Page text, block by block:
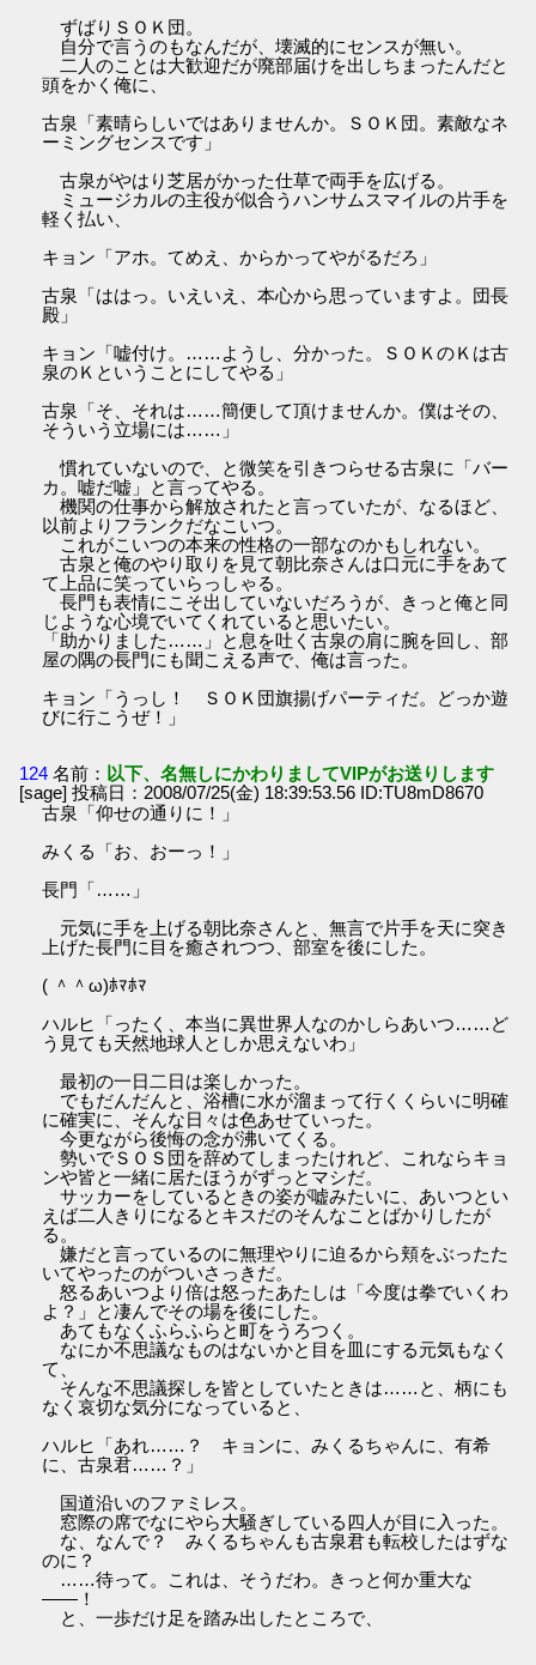
ずばりＳＯＫ団。
自分で言うのもなんだが、壊滅的にセンスが無い。
二人のことは大歓迎だが廃部届けを出しちまったんだと
頭をかく俺に、
古泉「素晴らしいではありませんか。ＳＯＫ団。素敵なネ
ーミングセンスです」
古泉がやはり芝居がかった仕草で両手を広げる。
ミュージカルの主役が似合うハンサムスマイルの片手を
軽く払い、
キョン「アホ。てめえ、からかってやがるだろ」
古泉「ははっ。いえいえ、本心から思っていますよ。団長
殿」
キョン「嘘付け。……ようし、分かった。ＳＯＫのＫは古
泉のＫということにしてやる」
古泉「そ、それは……簡便して頂けませんか。僕はその、
そういう立場には……」
慣れていないので、と微笑を引きつらせる古泉に「バー
カ。嘘だ嘘」と言ってやる。
機関の仕事から解放されたと言っていたが、なるほど、
以前よりフランクだなこいつ。
これがこいつの本来の性格の一部なのかもしれない。
古泉と俺のやり取りを見て朝比奈さんは口元に手をあて
て上品に笑っていらっしゃる。
長門も表情にこそ出していないだろうが、きっと俺と同
じような心境でいてくれていると思いたい。
「助かりました……」と息を吐く古泉の肩に腕を回し、部
屋の隅の長門にも聞こえる声で、俺は言った。
キョン「うっし！ ＳＯＫ団旗揚げパーティだ。どっか遊
びに行こうぜ！」
124 名前： 以下、名無しにかわりましてVIPがお送りします
[sage] 投稿日：2008/07/25(金) 18:39:53.56 ID:TU8mD8670
古泉「仰せの通りに！」
みくる「お、おーっ！」
長門「……」
元気に手を上げる朝比奈さんと、無言で片手を天に突き
上げた長門に目を癒されつつ、部室を後にした。
( ＾＾ω)ﾎﾏﾎﾏ
ハルヒ「ったく、本当に異世界人なのかしらあいつ……ど
う見ても天然地球人としか思えないわ」
最初の一日二日は楽しかった。
でもだんだんと、浴槽に水が溜まって行くくらいに明確
に確実に、そんな日々は色あせていった。
今更ながら後悔の念が沸いてくる。
勢いでＳＯＳ団を辞めてしまったけれど、これならキョ
ンや皆と一緒に居たほうがずっとマシだ。
サッカーをしているときの姿が嘘みたいに、あいつとい
えば二人きりになるとキスだのそんなことばかりしたが
る。
嫌だと言っているのに無理やりに迫るから頬をぶったた
いてやったのがついさっきだ。
怒るあいつより倍は怒ったあたしは「今度は拳でいくわ
よ？」と凄んでその場を後にした。
あてもなくふらふらと町をうろつく。
なにか不思議なものはないかと目を皿にする元気もなく
て、
そんな不思議探しを皆としていたときは……と、柄にも
なく哀切な気分になっていると、
ハルヒ「あれ……？ キョンに、みくるちゃんに、有希
に、古泉君……？」
国道沿いのファミレス。
窓際の席でなにやら大騒ぎしている四人が目に入った。
な、なんで？ みくるちゃんも古泉君も転校したはずな
のに？
……待って。これは、そうだわ。きっと何か重大な
――！
と、一歩だけ足を踏み出したところで、